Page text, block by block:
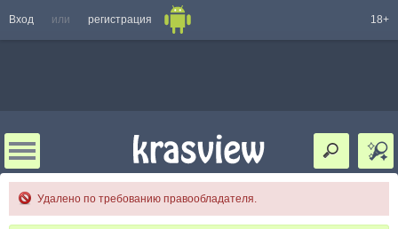
Вход или регистрация 18+
Удалено по требованию правообладателя.